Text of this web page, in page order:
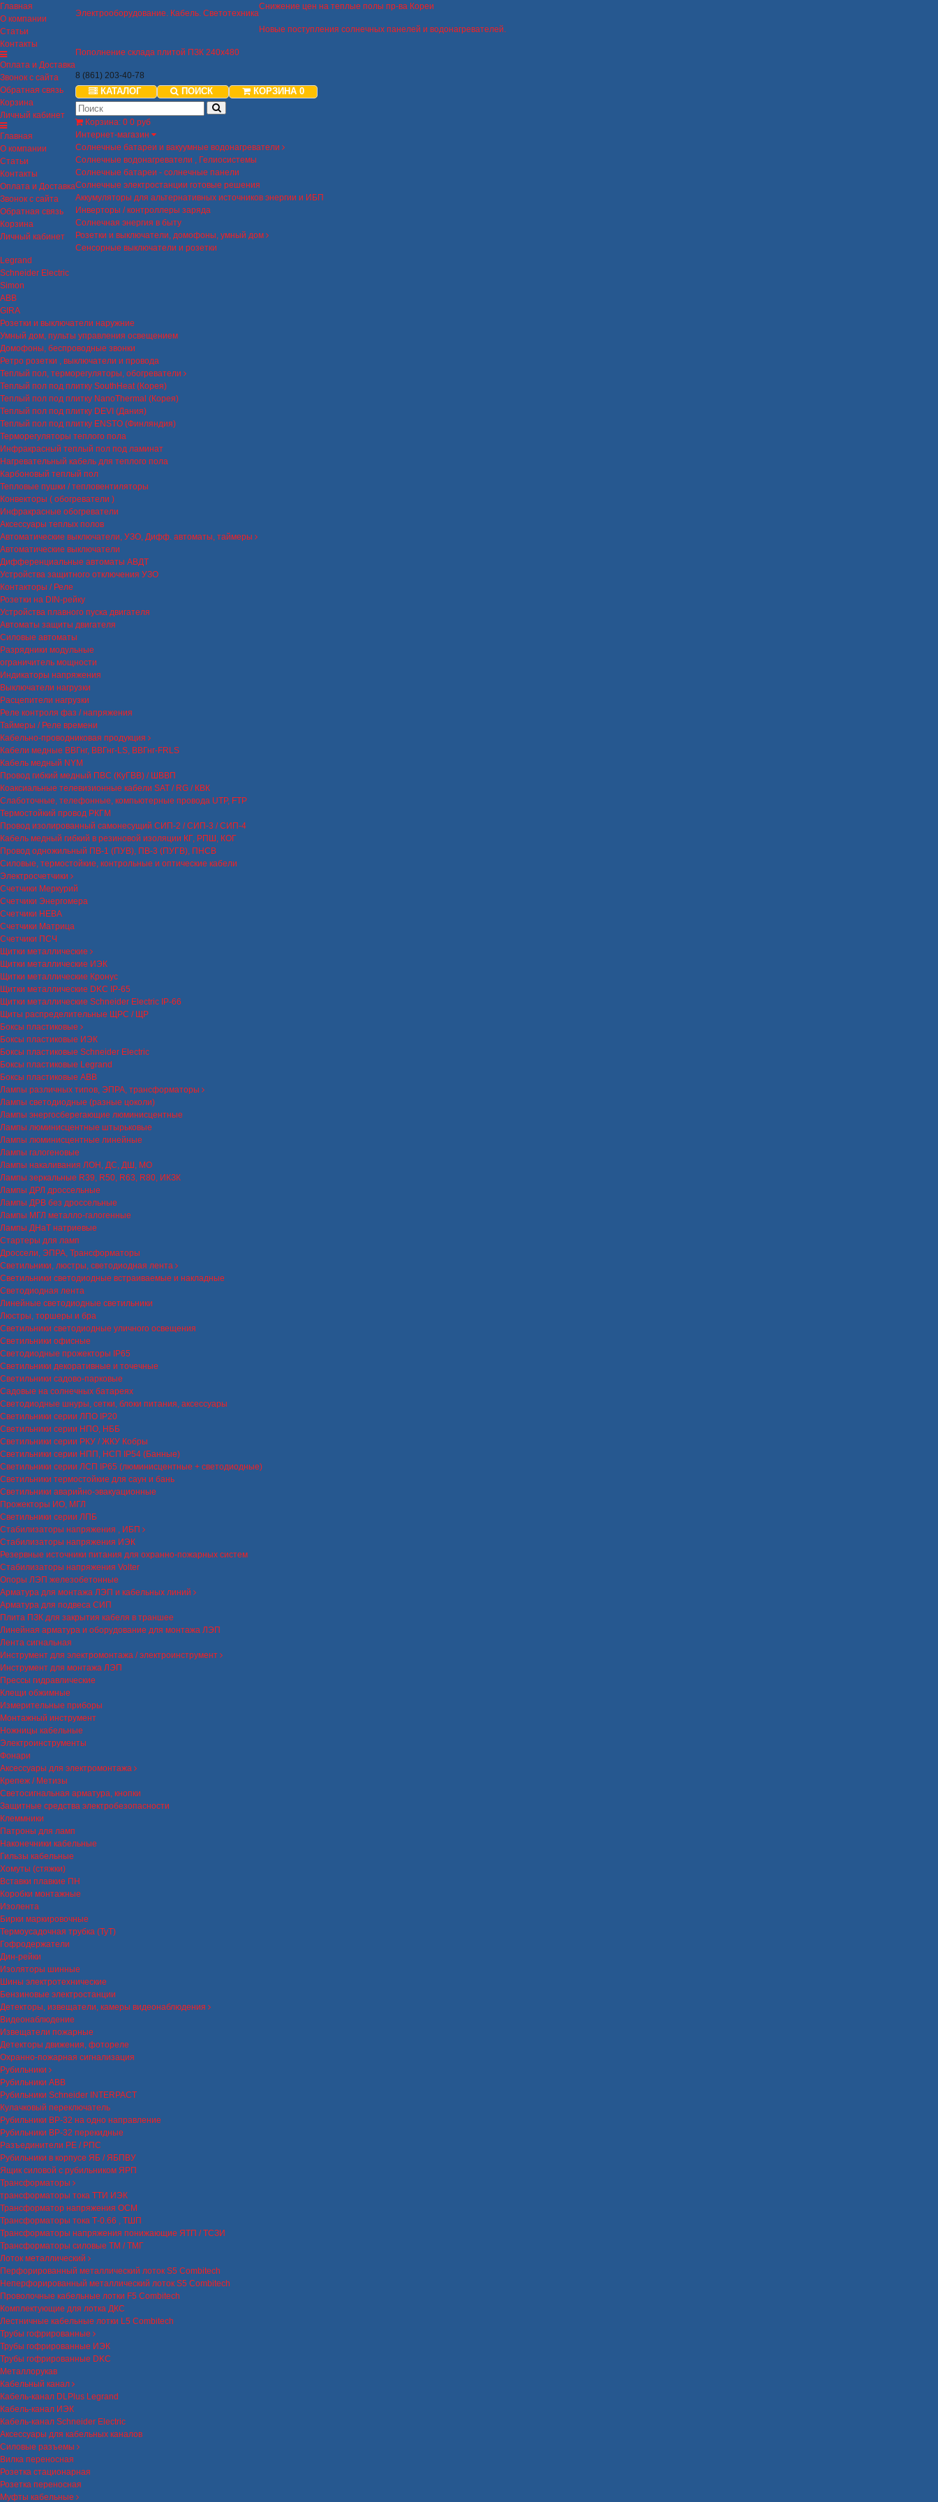
Главная
О компании
Статьи
Контакты
Оплата и Доставка
Звонок с сайта
Обратная связь
Корзина
Личный кабинет
Главная
О компании
Статьи
Контакты
Оплата и Доставка
Звонок с сайта
Обратная связь
Корзина
Личный кабинет
Электрооборудование. Кабель. Светотехника
Снижение цен на теплые полы пр-ва Кореи
Новые поступления солнечных панелей и водонагревателей.
Пополнение склада плитой ПЗК 240х480
8 (861) 203-40-78
КАТАЛОГ ПОИСК КОРЗИНА 0
Корзина: 0 0 руб
Интернет-магазин
Солнечные батареи и вакуумные водонагреватели
Солнечные водонагреватели , Гелиосистемы
Солнечные батареи - солнечные панели
Солнечные электростанции готовые решения
Аккумуляторы для альтернативных источников энергии и ИБП
Инверторы / контроллеры заряда
Солнечная энергия в быту
Розетки и выключатели, домофоны, умный дом
Сенсорные выключатели и розетки
Legrand
Schneider Electric
Simon
ABB
GIRA
Розетки и выключатели наружние
Умный дом, пульты управления освещением
Домофоны, беспроводные звонки
Ретро розетки , выключатели и провода
Теплый пол, терморегуляторы, обогреватели
Теплый пол под плитку SouthHeat (Корея)
Теплый пол под плитку NanoThermal (Корея)
Теплый пол под плитку DEVI (Дания)
Теплый пол под плитку ENSTO (Финляндия)
Терморегуляторы теплого пола
Инфракрасный теплый пол под ламинат
Нагревательный кабель для теплого пола
Карбоновый теплый пол
Тепловые пушки / тепловентиляторы
Конвекторы ( обогреватели )
Инфракрасные обогреватели
Аксессуары теплых полов
Автоматические выключатели, УЗО, Дифф. автоматы, таймеры
Автоматические выключатели
Дифференциальные автоматы АВДТ
Устройства защитного отключения УЗО
Контакторы / Реле
Розетки на DIN-рейку
Устройства плавного пуска двигателя
Автоматы защиты двигателя
Силовые автоматы
Разрядники модульные
ограничитель мощности
Индикаторы напряжения
Выключатели нагрузки
Расцепители нагрузки
Реле контроля фаз / напряжения
Таймеры / Реле времени
Кабельно-проводниковая продукция
Кабели медные ВВГнг, ВВГнг-LS, ВВГнг-FRLS
Кабель медный NYM
Провод гибкий медный ПВС (КуГВВ) / ШВВП
Коаксиальные телевизионные кабели SAT / RG / КВК
Слаботочные, телефонные, компьютерные провода UTP, FTP
Термостойкий провод РКГМ
Провод изолированный самонесущий СИП-2 / СИП-3 / СИП-4
Кабель медный гибкий в резиновой изоляции КГ, РПШ, КОГ
Провод одножильный ПВ-1 (ПУВ), ПВ-3 (ПУГВ), ПНСВ
Силовые, термостойкие, контрольные и оптические кабели
Электросчетчики
Счетчики Меркурий
Счетчики Энергомера
Счетчики НЕВА
Счетчики Матрица
Счетчики ПСЧ
Щитки металлические
Щитки металлические ИЭК
Щитки металлические Кронус
Щитки металлические DKC IP-65
Щитки металлические Schneider Electric IP-66
Щиты распределительные ЩРС / ЩР
Боксы пластиковые
Боксы пластиковые ИЭК
Боксы пластиковые Schneider Electric
Боксы пластиковые Legrand
Боксы пластиковые ABB
Лампы различных типов, ЭПРА, трансформаторы
Лампы светодиодные (разные цоколи)
Лампы энергосберегающие люминисцентные
Лампы люминисцентные штырьковые
Лампы люминисцентные линейные
Лампы галогеновые
Лампы накаливания ЛОН, ДС, ДШ, МО
Лампы зеркальные R39, R50, R63, R80, ИКЗК
Лампы ДРЛ дроссельные
Лампы ДРВ без дроссельные
Лампы МГЛ металло-галогенные
Лампы ДНаТ натриевые
Стартеры для ламп
Дроссели, ЭПРА, Трансформаторы
Светильники, люстры, светодиодная лента
Светильники светодиодные встраиваемые и накладные
Светодиодная лента
Линейные светодиодные светильники
Люстры, торшеры и бра
Светильники светодиодные уличного освещения
Светильники офисные
Светодиодные прожекторы IP65
Светильники декоративные и точечные
Светильники садово-парковые
Садовые на солнечных батареях
Светодиодные шнуры, сетки, блоки питания, аксессуары
Светильники серии ЛПО IP20
Светильники серии НПО, НББ
Светильники серии РКУ / ЖКУ Кобры
Светильники серии НПП, НСП IP54 (Банные)
Светильники серии ЛСП IP65 (люминисцентные + светодиодные)
Светильники термостойкие для саун и бань
Светильники аварийно-эвакуационные
Прожекторы ИО, МГЛ
Светильники серии ЛПБ
Стабилизаторы напряжения , ИБП
Стабилизаторы напряжения ИЭК
Резервные источники питания для охранно-пожарных систем
Стабилизаторы напряжения Volter
Опоры ЛЭП железобетонные
Арматура для монтажа ЛЭП и кабельных линий
Арматура для подвеса СИП
Плита ПЗК для закрытия кабеля в траншее
Линейная арматура и оборудование для монтажа ЛЭП
Лента сигнальная
Инструмент для электромонтажа / электроинструмент
Инструмент для монтажа ЛЭП
Прессы гидравлические
Клещи обжимные
Измерительные приборы
Монтажный инструмент
Ножницы кабельные
Электроинструменты
Фонари
Аксессуары для электромонтажа
Крепеж / Метизы
Светосигнальная арматура, кнопки
Защитные средства электробезопасности
Клеммники
Патроны для ламп
Наконечники кабельные
Гильзы кабельные
Хомуты (стяжки)
Вставки плавкие ПН
Коробки монтажные
Изолента
Бирки маркировочные
Термоусадочная трубка (ТуТ)
Гофродержатели
Дин-рейки
Изоляторы шинные
Шины электротехнические
Бензиновые электростанции
Детекторы, извещатели, камеры видеонаблюдения
Видеонаблюдение
Извещатели пожарные
Детекторы движения, фотореле
Охранно-пожарная сигнализация
Рубильники
Рубильники ABB
Рубильники Schneider INTERPACT
Кулачковый переключатель
Рубильники ВР-32 на одно направление
Рубильники ВР-32 перекидные
Разъединители РЕ / РПС
Рубильники в корпусе ЯБ / ЯБПВУ
Ящик силовой с рубильником ЯРП
Трансформаторы
трансформаторы тока ТТИ ИЭК
Трансформатор напряжения ОСМ
Трансформаторы тока Т-0.66 , ТШП
Трансформаторы напряжения понижающие ЯТП / ТСЗИ
Трансформаторы силовые ТМ / ТМГ
Лоток металлический
Перфорированный металлический лоток S5 Combitech
Неперфорированный металлический лоток S5 Combitech
Проволочные кабельные лотки F5 Combitech
Комплектующие для лотка ДКС
Лестничные кабельные лотки L5 Combitech
Трубы гофрированные
Трубы гофрированные ИЭК
Трубы гофрированные DKC
Металлорукав
Кабельный канал
Кабель-канал DLPlus Legrand
Кабель-канал ИЭК
Кабель-канал Schneider Electric
Аксессуары для кабельных каналов
Силовые разъемы
Вилка переносная
Розетка стационарная
Розетка переносная
Муфты кабельные